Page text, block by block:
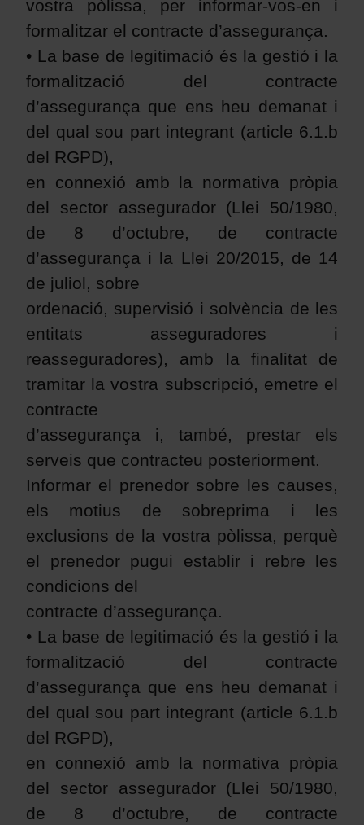
vostra pòlissa, per informar-vos-en i
formalitzar el contracte d’assegurança.
• La base de legitimació és la gestió i la
formalització del contracte
d’assegurança que ens heu demanat i
del qual sou part integrant (article 6.1.b
del RGPD),
en connexió amb la normativa pròpia
del sector assegurador (Llei 50/1980,
de 8 d’octubre, de contracte
d’assegurança i la Llei 20/2015, de 14
de juliol, sobre
ordenació, supervisió i solvència de les
entitats asseguradores i
reasseguradores), amb la finalitat de
tramitar la vostra subscripció, emetre el
contracte
d’assegurança i, també, prestar els
serveis que contracteu posteriorment.
Informar el prenedor sobre les causes,
els motius de sobreprima i les
exclusions de la vostra pòlissa, perquè
el prenedor pugui establir i rebre les
condicions del
contracte d’assegurança.
• La base de legitimació és la gestió i la
formalització del contracte
d’assegurança que ens heu demanat i
del qual sou part integrant (article 6.1.b
del RGPD),
en connexió amb la normativa pròpia
del sector assegurador (Llei 50/1980,
de 8 d’octubre, de contracte